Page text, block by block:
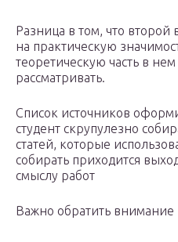
Разница в том, что
на практическую
теоретическую часть в
рассматривать.
Список источников
студент скрупулезно
статей, которые
собирать приходится
смыслу работ
Важно обратить внимание